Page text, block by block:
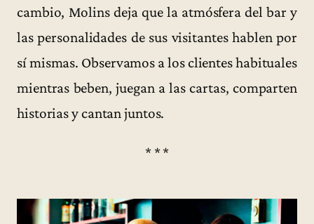
cambio, Molins deja que la atmósfera del bar y
las personalidades de sus visitantes hablen por
sí mismas. Observamos a los clientes habituales
mientras beben, juegan a las cartas, comparten
historias y cantan juntos.
* * *